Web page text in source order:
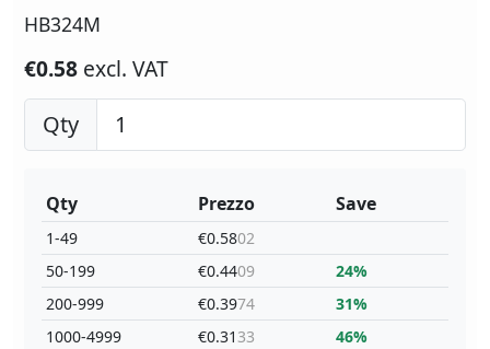
HB324M
€0.58 excl. VAT
Qty
Qty
1-49
50-199
200-999
1000-4999
Prezzo
€0.5802
€0.4409
€0.3974
€0.3133
Save
24%
31%
46%